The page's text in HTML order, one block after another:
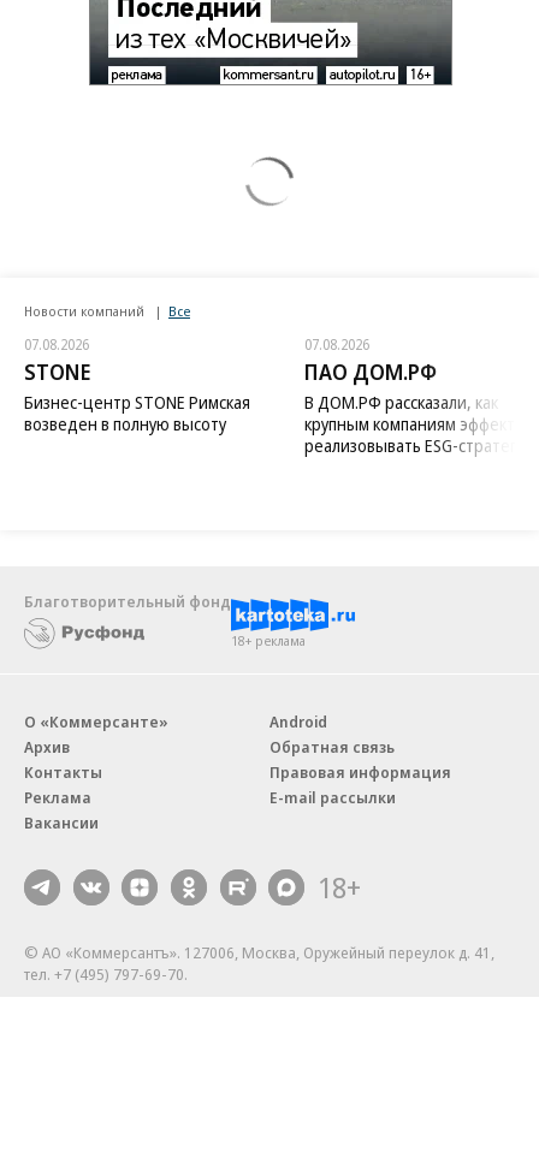
Новости компаний Все
07.08.2026
STONE
Бизнес-центр STONE Римская
возведен в полную высоту
07.08.2026
ПАО ДОМ.РФ
В ДОМ.РФ рассказали, как
крупным компаниям
реализовывать ESG-стратегию
Благотворительный фонд
18+ реклама
О «Коммерсанте»
Архив
Контакты
Реклама
Вакансии
Android
Обратная связь
Правовая информация
E-mail рассылки
18+
© АО «Коммерсантъ». 127006, Москва, Оружейный переулок д. 41,
тел. +7 (495) 797-69-70.